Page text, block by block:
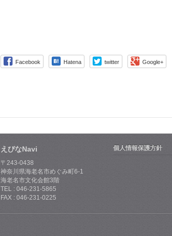
Facebook Hatena twitter Google+
えびなNavi
〒243-0438
神奈川県海老名市めぐみ町6-1
海老名市文化会館3階
TEL : 046-231-5865
FAX : 046-231-0225
個人情報保護方針